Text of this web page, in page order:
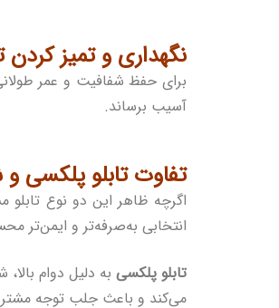
نگهداری و تمیز کردن
برای حفظ شفافیت و عمر
آسیب برساند.
تفاوت تابلو پلکسی
اگرچه ظاهر این دو نوع تابلو
انتخابی به‌صرفه‌تر و ایمن‌تر
تابلو پلکسی به دلیل دوام
می‌کند و باعث جلب توجه